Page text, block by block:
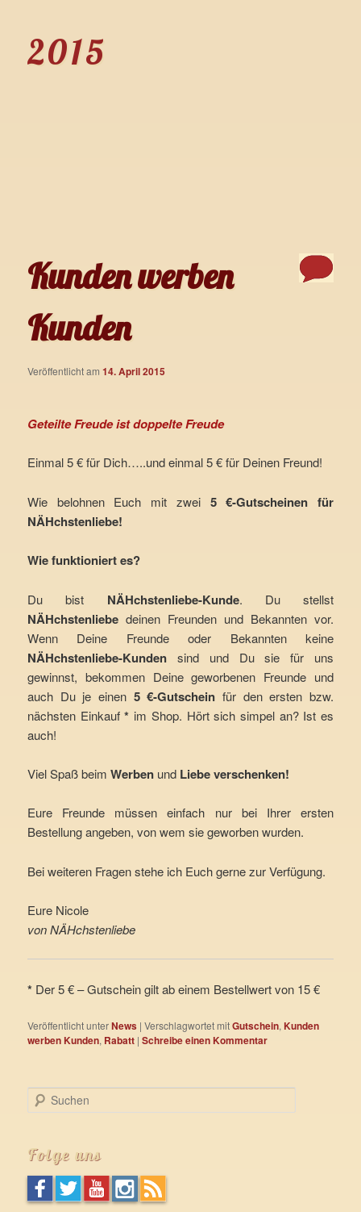
2015
Kunden werben
Kunden
Veröffentlicht am14. April 2015
Geteilte Freude ist doppelte Freude
Einmal 5 € für Dich…..und einmal 5 € für Deinen Freund!
Wie belohnen Euch mit zwei 5 €-Gutscheinen für
NÄHchstenliebe!
Wie funktioniert es?
Du bist NÄHchstenliebe-Kunde. Du stellst
NÄHchstenliebe deinen Freunden und Bekannten vor.
Wenn Deine Freunde oder Bekannten keine
NÄHchstenliebe-Kunden sind und Du sie für uns
gewinnst, bekommen Deine geworbenen Freunde und
auch Du je einen 5 €-Gutschein für den ersten bzw.
nächsten Einkauf* im Shop. Hört sich simpel an? Ist es
auch!
Viel Spaß beimWerben und Liebe verschenken!
Eure Freunde müssen einfach nur bei Ihrer ersten
Bestellung angeben, von wem sie geworben wurden.
Bei weiteren Fragen stehe ich Euch gerne zur Verfügung.
Eure Nicole
von NÄHchstenliebe
* Der 5 € – Gutschein gilt ab einem Bestellwert von 15 €
Veröffentlicht unterNews |Verschlagwortet mitGutschein,Kunden
werben Kunden, Rabatt |Schreibe einen Kommentar
u
e
Folge uns